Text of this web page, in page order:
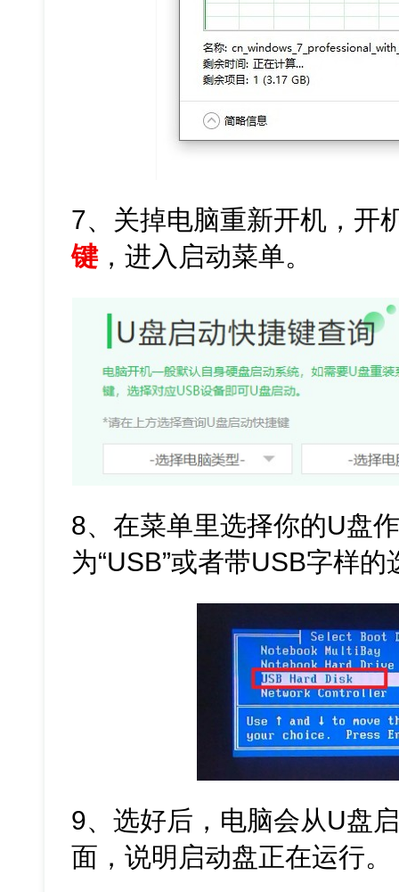
7、关掉电脑重新开机，开
键，进入启动菜单。
8、在菜单里选择你的U盘
为“USB”或者带USB字样的
9、选好后，电脑会从U盘
面，说明启动盘正在运行。